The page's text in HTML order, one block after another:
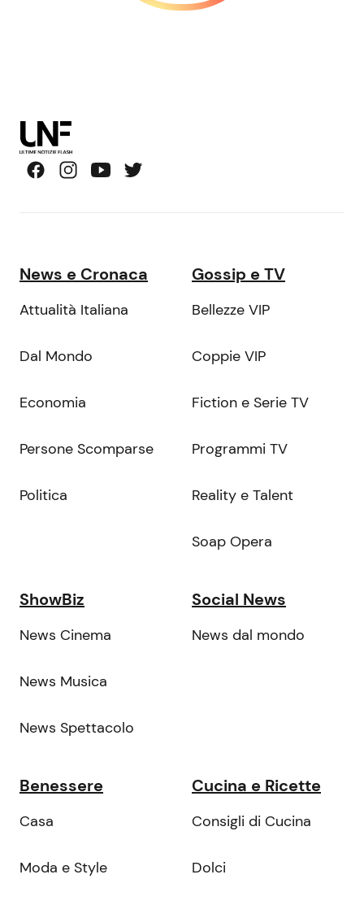
News e Cronaca
Attualità Italiana
Dal Mondo
Economia
Persone Scomparse
Politica
Gossip e TV
Bellezze VIP
Coppie VIP
Fiction e Serie TV
Programmi TV
Reality e Talent
Soap Opera
ShowBiz
News Cinema
News Musica
News Spettacolo
Social News
News dal mondo
Benessere
Casa
Moda e Style
Cucina e Ricette
Consigli di Cucina
Dolci